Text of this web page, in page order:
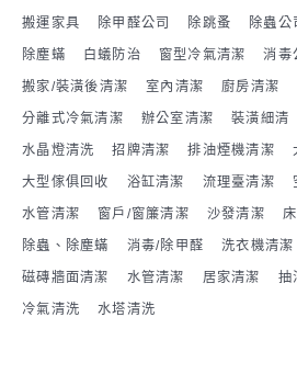
搬運家具 除甲醛公司 除跳蚤 除蟲公
除塵蟎 白蟻防治 窗型冷氣清潔 消毒
搬家/裝潢後清潔 室內清潔 廚房清潔
分離式冷氣清潔 辦公室清潔 裝潢細清
水晶燈清洗 招牌清潔 排油煙機清潔
大型傢俱回收 浴缸清潔 流理臺清潔
水管清潔 窗戶/窗簾清潔 沙發清潔
除蟲、除塵蟎 消毒/除甲醛 洗衣機清潔
磁磚牆面清潔 水管清潔 居家清潔 抽
冷氣清洗 水塔清洗